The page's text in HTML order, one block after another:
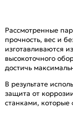
Рассмотренные
прочность, вес и
изготавливаются
высокоточного
достичь
В результате
защита от
станками,